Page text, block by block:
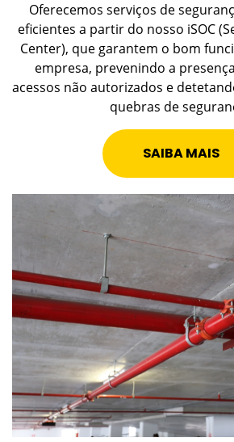
Oferecemos serviços de
eficientes a partir do nosso iSOC
Center), que garantem o bom
empresa, prevenindo a
acessos não autorizados e
quebras de
SAIBA MAIS